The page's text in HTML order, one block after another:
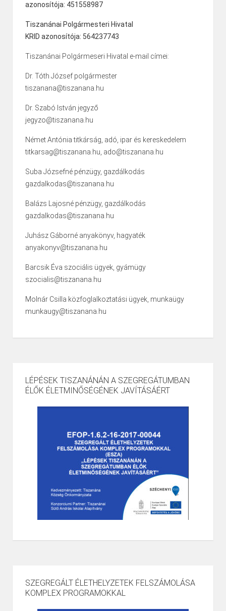
azonosítója: 451558987
Tiszanánai Polgármesteri Hivatal
KRID azonosítója: 564237743
Tiszanánai Polgármeseri Hivatal e-mail címei:
Dr. Tóth József polgármester
tiszanana@tiszanana.hu
Dr. Szabó István jegyző
jegyzo@tiszanana.hu
Német Antónia titkárság, adó, ipar és kereskedelem
titkarsag@tiszanana.hu, ado@tiszanana.hu
Suba Józsefné pénzügy, gazdálkodás
gazdalkodas@tiszanana.hu
Balázs Lajosné pénzügy, gazdálkodás
gazdalkodas@tiszanana.hu
Juhász Gáborné anyakönyv, hagyaték
anyakonyv@tiszanana.hu
Barcsik Éva szociális ügyek, gyámügy
szocialis@tiszanana.hu
Molnár Csilla közfoglalkoztatási ügyek, munkaügy
munkaugy@tiszanana.hu
LÉPÉSEK TISZANÁNÁN A SZEGREGÁTUMBAN
ÉLŐK ÉLETMINŐSÉGÉNEK JAVÍTÁSÁÉRT
SZEGREGÁLT ÉLETHELYZETEK FELSZÁMOLÁSA
KOMPLEX PROGRAMOKKAL